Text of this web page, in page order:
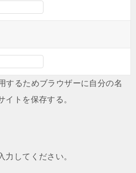
するためブラウザーに自分の名
イトを保存する。
力してください。